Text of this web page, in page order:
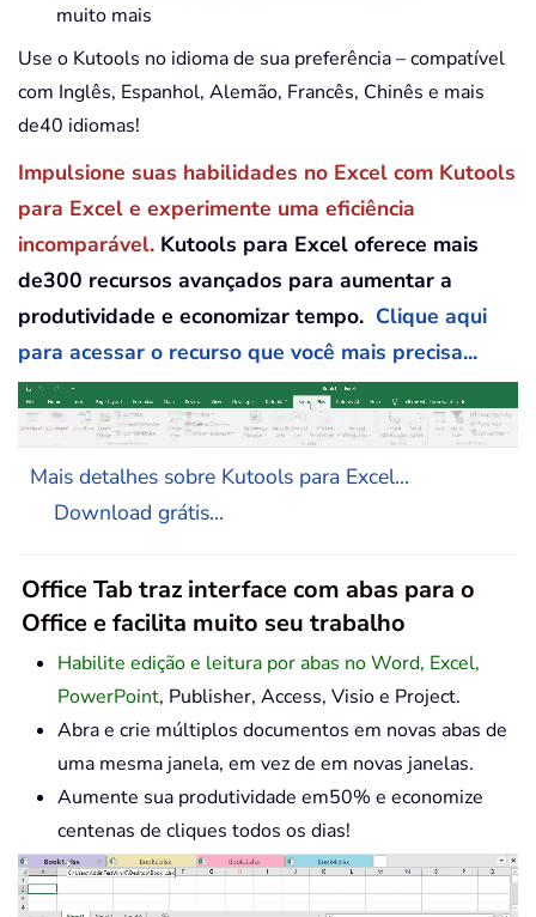
muito mais
Use o Kutools no idioma de sua preferência – compatível
com Inglês, Espanhol, Alemão, Francês, Chinês e mais
de40 idiomas!
Impulsione suas habilidades no Excel com Kutools
para Excel e experimente uma eficiência
incomparável. Kutools para Excel oferece mais
de300 recursos avançados para aumentar a
produtividade e economizar tempo. Clique aqui
para acessar o recurso que você mais precisa...
Mais detalhes sobre Kutools para Excel...
Download grátis...
Office Tab traz interface com abas para o
Office e facilita muito seu trabalho
Habilite edição e leitura por abas no Word, Excel,
PowerPoint, Publisher, Access, Visio e Project.
Abra e crie múltiplos documentos em novas abas de
uma mesma janela, em vez de em novas janelas.
Aumente sua produtividade em50% e economize
centenas de cliques todos os dias!